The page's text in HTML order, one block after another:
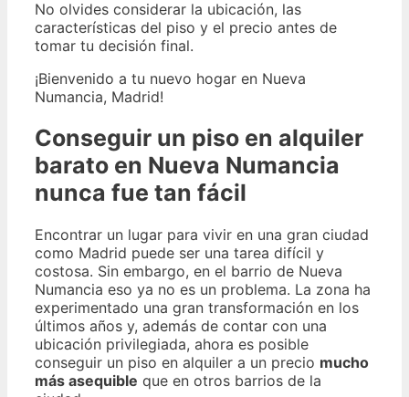
No olvides considerar la ubicación, las
características del piso y el precio antes de
tomar tu decisión final.
¡Bienvenido a tu nuevo hogar en Nueva
Numancia, Madrid!
Conseguir un piso en alquiler
barato en Nueva Numancia
nunca fue tan fácil
Encontrar un lugar para vivir en una gran ciudad
como Madrid puede ser una tarea difícil y
costosa. Sin embargo, en el barrio de Nueva
Numancia eso ya no es un problema. La zona ha
experimentado una gran transformación en los
últimos años y, además de contar con una
ubicación privilegiada, ahora es posible
conseguir un piso en alquiler a un precio mucho
más asequible que en otros barrios de la